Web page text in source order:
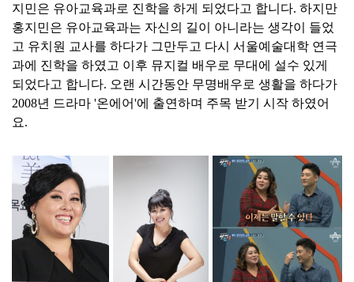
지민은 유아교육과로 진학을 하게 되었다고 합니다. 하지만
홍지민은 유아교육과는 자신의 길이 아니라는 생각이 들었
고 유치원 교사를 하다가 그만두고 다시 서울예술대학 연극
과에 진학을 하였고 이후 뮤지컬 배우로 무대에 설수 있게
되었다고 합니다. 오랜 시간동안 무명배우로 생활을 하다가
2008년 드라마 '온에어'에 출연하며 주목 받기 시작 하였어
요.